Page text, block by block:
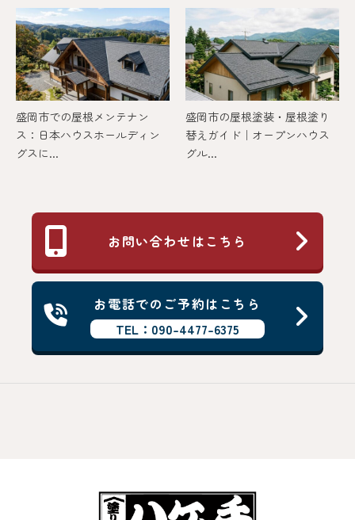
盛岡市での屋根メンテナン
ス：日本ハウスホールディン
グスに...
盛岡市の屋根塗装・屋根塗り
替えガイド｜オープンハウス
グル...
お問い合わせはこちら
お電話でのご予約はこちら
TEL：090-4477-6375